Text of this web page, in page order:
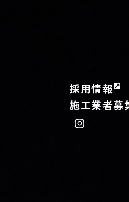
採用情報
施工業者募